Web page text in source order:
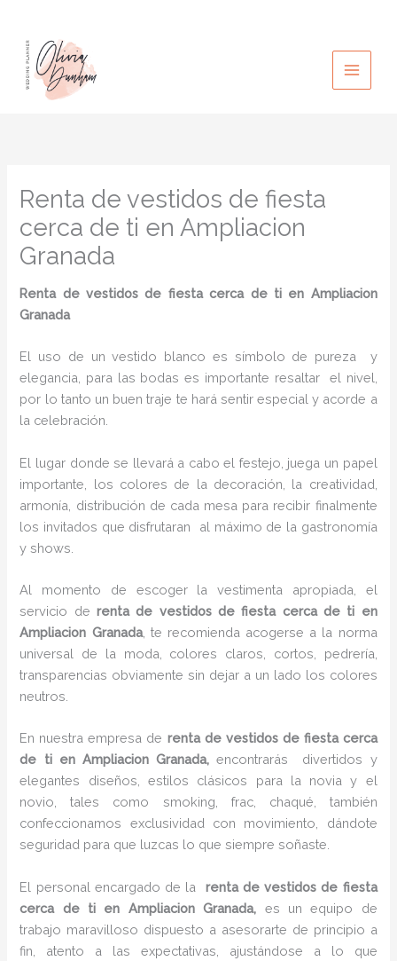
contenido
Renta de vestidos de fiesta
cerca de ti en Ampliacion
Granada
Renta de vestidos de fiesta cerca de ti en Ampliacion
Granada
El uso de un vestido blanco es símbolo de pureza y
elegancia, para las bodas es importante resaltar el nivel,
por lo tanto un buen traje te hará sentir especial y acorde a
la celebración.
El lugar donde se llevará a cabo el festejo, juega un papel
importante, los colores de la decoración, la creatividad,
armonía, distribución de cada mesa para recibir finalmente
los invitados que disfrutaran al máximo de la gastronomía
y shows.
Al momento de escoger la vestimenta apropiada, el
servicio derenta de vestidos de fiesta cerca de ti en
Ampliacion Granada, te recomienda acogerse a la norma
universal de la moda, colores claros, cortos, pedrería,
transparencias obviamente sin dejar a un lado los colores
neutros.
En nuestra empresa de renta de vestidos de fiesta cerca
de ti en Ampliacion Granada,encontrarás
divertidos y
elegantes diseños, estilos clásicos para la novia y el
novio, tales como smoking, frac, chaqué, también
confeccionamos exclusividad con movimiento, dándote
seguridad para que luzcas lo que siempre soñaste.
El personal encargado de la renta de vestidos de fiesta
cerca de ti en Ampliacion Granada, es un equipo de
trabajo maravilloso dispuesto a asesorarte de principio a
fin, atento a las expectativas, ajustándose a lo que